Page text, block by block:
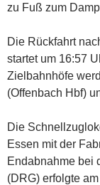
zu Fuß zum
Die Rückfahrt
startet um 16:57
Zielbahnhöfe
(Offenbach Hbf)
Die
Essen mit der
Endabnahme bei
(DRG) erfolgte